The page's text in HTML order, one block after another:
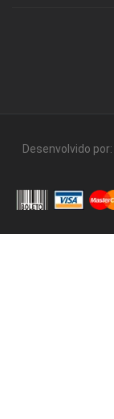
Desenvolvido por: